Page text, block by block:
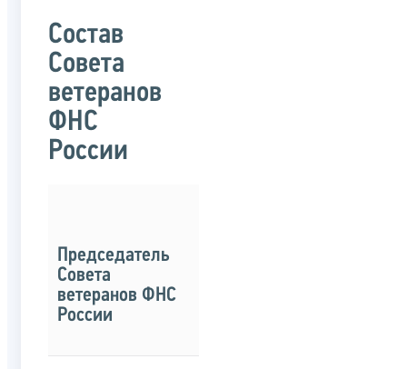
Состав
Совета
ветеранов
ФНС
России
Председатель
Совета
ветеранов ФНС
России